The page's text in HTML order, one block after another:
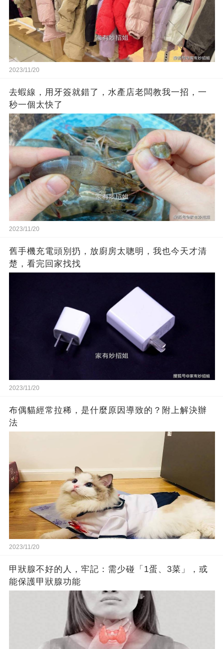
2023/11/20
去蝦線，用牙簽就錯了，水產店老闆教我一招，一
秒一個太快了
2023/11/20
舊手機充電頭別扔，放廚房太聰明，我也今天才清
楚，看完回家找找
2023/11/20
布偶貓經常拉稀，是什麼原因導致的？附上解決辦
法
2023/11/20
甲狀腺不好的人，牢記：需少碰「1蛋、3菜」，或
能保護甲狀腺功能